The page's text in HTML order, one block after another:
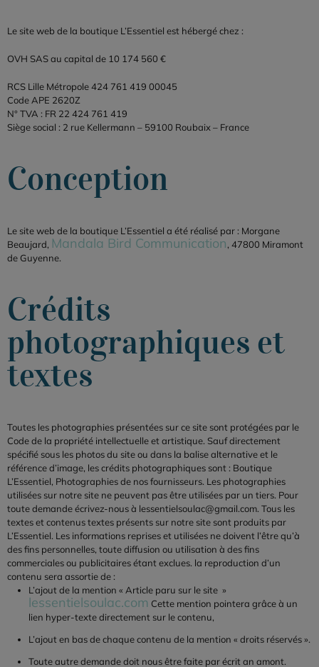
Le site web de la boutique L’Essentiel est hébergé chez :
OVH SAS au capital de 10 174 560 €
RCS Lille Métropole 424 761 419 00045
Code APE 2620Z
N° TVA : FR 22 424 761 419
Siège social : 2 rue Kellermann – 59100 Roubaix – France
Conception
Le site web de la boutique L’Essentiel a été réalisé par : Morgane
Beaujard, Mandala Bird Communication, 47800 Miramont
de Guyenne.
Crédits
photographiques et
textes
Toutes les photographies présentées sur ce site sont protégées par le
Code de la propriété intellectuelle et artistique. Sauf directement
spécifié sous les photos du site ou dans la balise alternative et le
référence d’image, les crédits photographiques sont : Boutique
L’Essentiel, Photographies de nos fournisseurs. Les photographies
utilisées sur notre site ne peuvent pas être utilisées par un tiers. Pour
toute demande écrivez-nous à lessentielsoulac@gmail.com. Tous les
textes et contenus textes présents sur notre site sont produits par
L’Essentiel. Les informations reprises et utilisées ne doivent l’être qu’à
des fins personnelles, toute diffusion ou utilisation à des fins
commerciales ou publicitaires étant exclues. la reproduction d’un
contenu sera assortie de :
L’ajout de la mention « Article paru sur le site »
lessentielsoulac.com Cette mention pointera grâce à un
lien hyper-texte directement sur le contenu,
L’ajout en bas de chaque contenu de la mention « droits réservés ».
Toute autre demande doit nous être faite par écrit an amont.